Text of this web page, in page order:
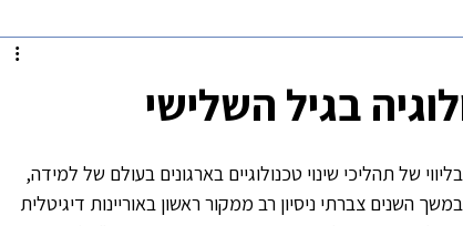
בגיל השלישי
של תהליכי שינוי טכנולוגיים בארגונים בעולם של למידה,
השנים צברתי ניסיון רב ממקור ראשון באוריינות דיגיטלית